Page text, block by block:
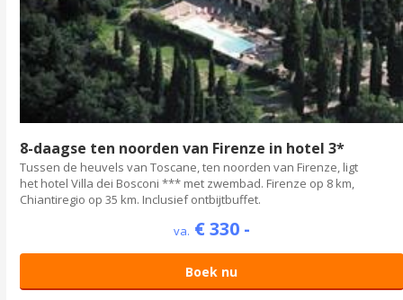
8-daagse ten noorden van Firenze in hotel 3*
Tussen de heuvels van Toscane, ten noorden van Firenze, ligt
het hotel Villa dei Bosconi *** met zwembad. Firenze op 8 km,
Chiantiregio op 35 km. Inclusief ontbijtbuffet.
va. € 330 -
Boek nu